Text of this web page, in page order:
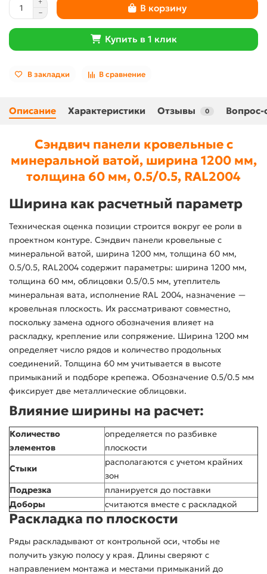
В корзину
Купить в 1 клик
В закладки В сравнение
Описание Характеристики Отзывы 0 Вопрос-
Сэндвич панели кровельные с
минеральной ватой, ширина 1200 мм,
толщина 60 мм, 0.5/0.5, RAL2004
Ширина как расчетный параметр
Техническая оценка позиции строится вокруг ее роли в
проектном контуре. Сэндвич панели кровельные с
минеральной ватой, ширина 1200 мм, толщина 60 мм,
0.5/0.5, RAL2004 содержит параметры: ширина 1200 мм,
толщина 60 мм, облицовки 0.5/0.5 мм, утеплитель
минеральная вата, исполнение RAL 2004, назначение —
кровельная плоскость. Их рассматривают совместно,
поскольку замена одного обозначения влияет на
раскладку, крепление или сопряжение. Ширина 1200 мм
определяет число рядов и количество продольных
соединений. Толщина 60 мм учитывается в высоте
примыканий и подборе крепежа. Обозначение 0.5/0.5 мм
фиксирует две металлические облицовки.
Влияние ширины на расчет:
Количество
элементов
определяется по разбивке
плоскости
Стыки
располагаются с учетом крайних
зон
Подрезка
планируется до поставки
Доборы
считаются вместе с раскладкой
Раскладка по плоскости
Ряды раскладывают от контрольной оси, чтобы не
получить узкую полосу у края. Длины сверяют с
направлением монтажа и местами примыканий до